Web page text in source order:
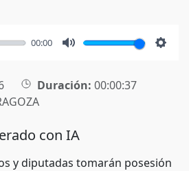
00:00
Duración: 00:00:37
con IA
y diputadas tomarán posesión